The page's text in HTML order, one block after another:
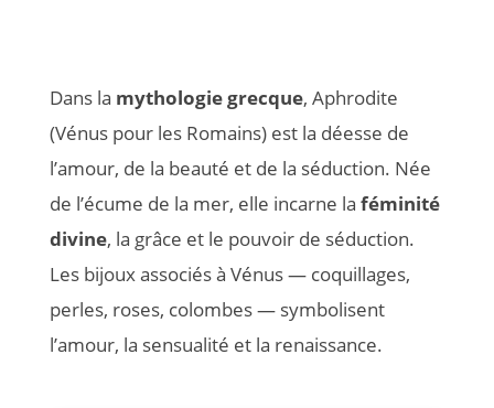
Dans la mythologie grecque, Aphrodite
(Vénus pour les Romains) est la déesse de
l’amour, de la beauté et de la séduction. Née
de l’écume de la mer, elle incarne la féminité
divine, la grâce et le pouvoir de séduction.
Les bijoux associés à Vénus — coquillages,
perles, roses, colombes — symbolisent
l’amour, la sensualité et la renaissance.